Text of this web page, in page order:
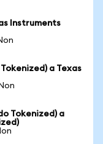
Instruments
a Texas
Tokenized) a